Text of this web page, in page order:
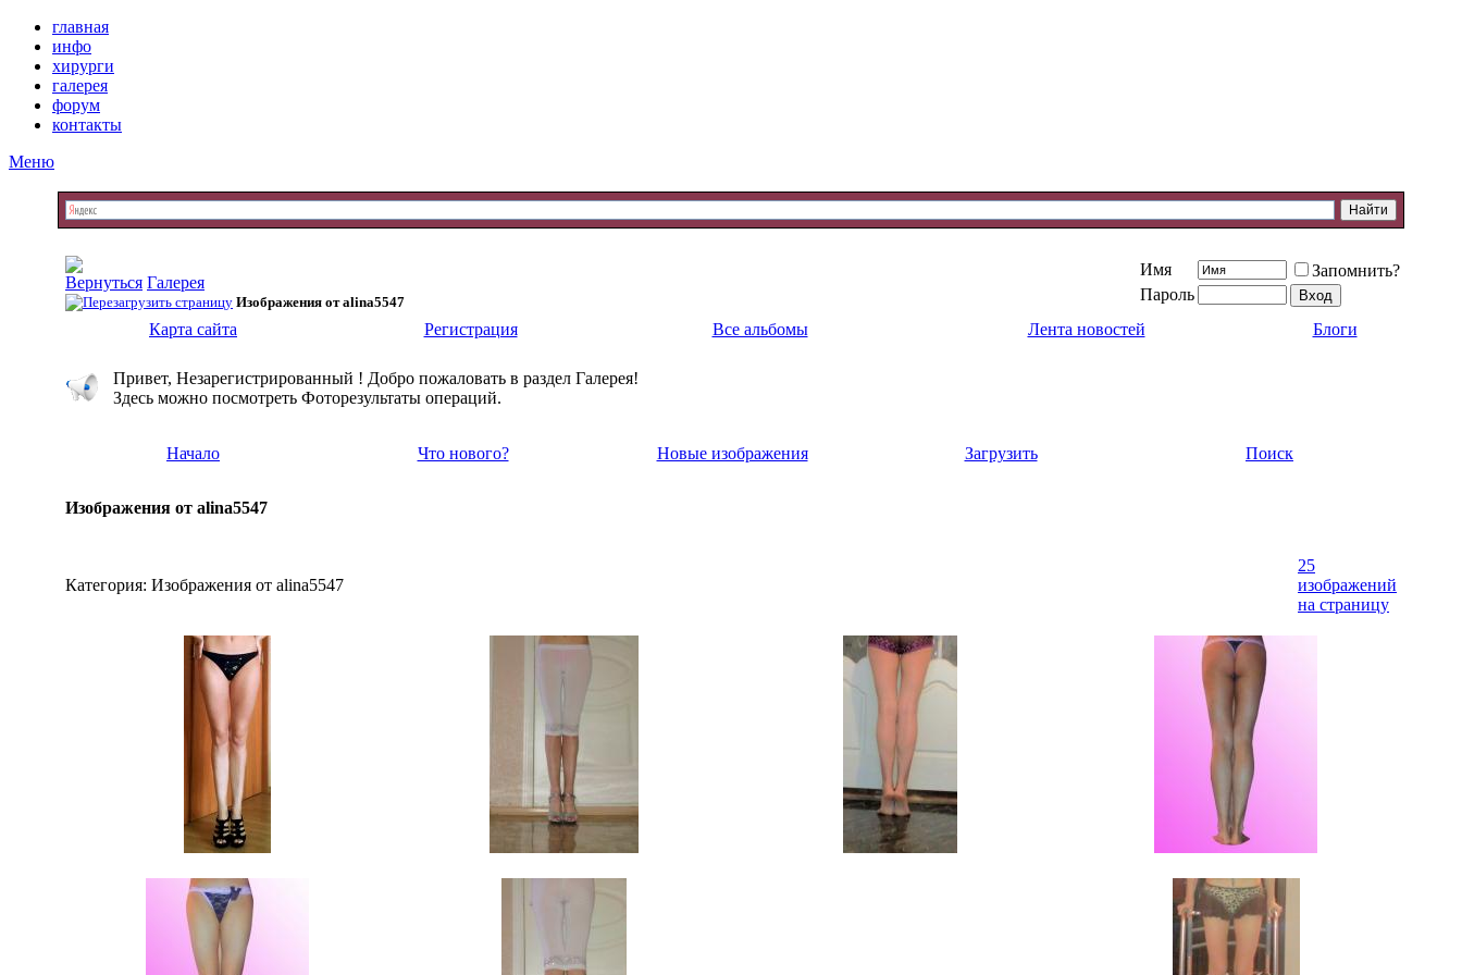
главная
инфо
хирурги
галерея
форум
контакты
Меню
Галерея
Изображения от alina5547
Имя
Запомнить?
Пароль
Карта сайта
Регистрация Все альбомы Лента новостей Блоги
Привет, Незарегистрированный ! Добро пожаловать в раздел Галерея!
Здесь можно посмотреть Фоторезультаты операций.
Начало Что нового? Новые изображения Загрузить Поиск
Изображения от alina5547
Категория: Изображения от alina5547
25
изображений
на страницу